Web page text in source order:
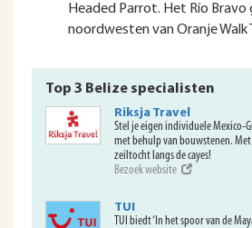
Headed Parrot. Het Río
noordwesten van Oranje Walk
Top 3 Belize specialisten
Riksja Travel
Stel je eigen individuele Mexico-
met behulp van bouwstenen.
zeiltocht langs de cayes!
Bezoek website
TUI
TUI biedt ‘In het spoor van de